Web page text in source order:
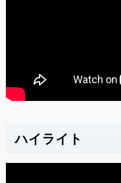
ハイライト